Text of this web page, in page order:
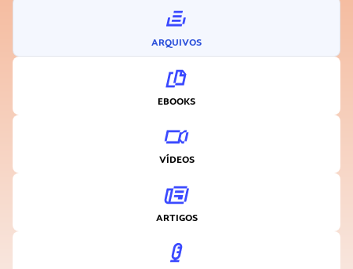
ARQUIVOS
EBOOKS
VÍDEOS
ARTIGOS